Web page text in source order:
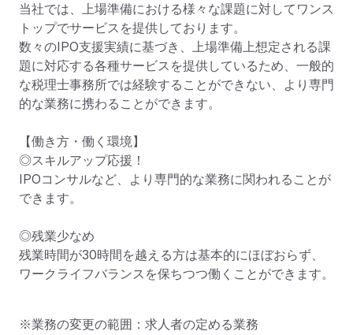
当社では、上場準備における様々な課題に対してワンス
トップでサービスを提供しております。
数々のIPO支援実績に基づき、上場準備上想定される課
題に対応する各種サービスを提供しているため、一般的
な税理士事務所では経験することができない、より専門
的な業務に携わることができます。
【働き方・働く環境】
◎スキルアップ応援！
IPOコンサルなど、より専門的な業務に関われることが
できます。
◎残業少なめ
残業時間が30時間を越える方は基本的にほぼおらず、
ワークライフバランスを保ちつつ働くことができます。
※業務の変更の範囲：求人者の定める業務